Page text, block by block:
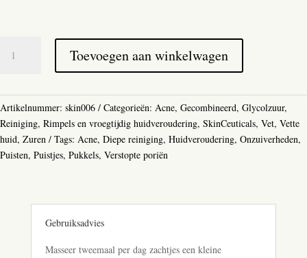
Blemish
Cleansing
Gel
aantal
Toevoegen aan winkelwagen
Artikelnummer: skin006 Categorieën: Acne, Gecombineerd, Glycolzuur,
Reiniging, Rimpels en vroegtijdig huidveroudering, SkinCeuticals, Vet, Vette
huid, Zuren Tags: Acne, Diepe reiniging, Huidveroudering, Onzuiverheden,
Puisten, Puistjes, Pukkels, Verstopte poriën
Gebruiksadvies
Masseer tweemaal per dag zachtjes een kleine